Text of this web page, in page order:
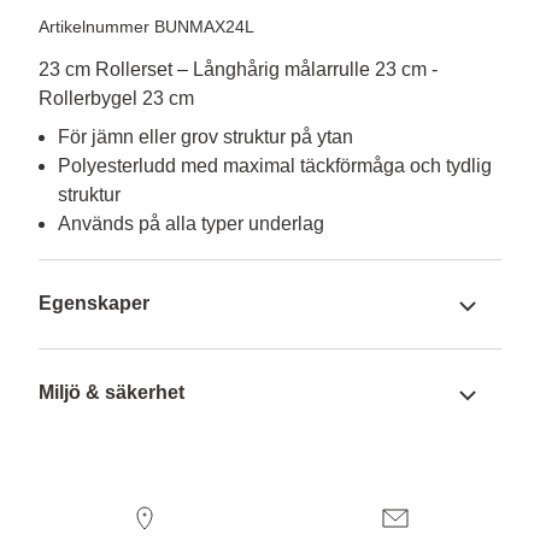
Artikelnummer BUNMAX24L
23 cm Rollerset – Långhårig målarrulle 23 cm -
Rollerbygel 23 cm
För jämn eller grov struktur på ytan
Polyesterludd med maximal täckförmåga och tydlig
struktur
Används på alla typer underlag
Egenskaper
Miljö & säkerhet